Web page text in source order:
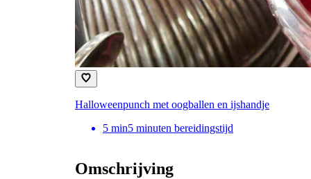
Halloweenpunch met oogballen en ijshandje
5 min5 minuten bereidingstijd
Omschrijving